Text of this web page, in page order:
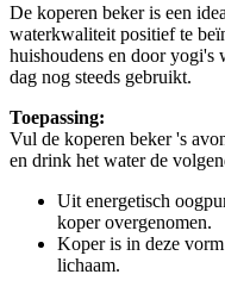
De koperen beker is een
waterkwaliteit positief te
huishoudens en door yogi's
dag nog steeds gebruikt.
Toepassing:
Vul de koperen beker 's
en drink het water de
Uit energetisch
koper overgenomen.
Koper is in deze
lichaam.